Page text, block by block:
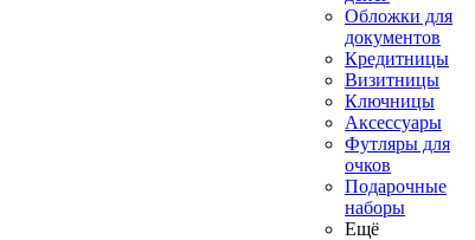
Обложки для
документов
Кредитницы
Визитницы
Ключницы
Аксессуары
Футляры для
очков
Подарочные
наборы
Ещё